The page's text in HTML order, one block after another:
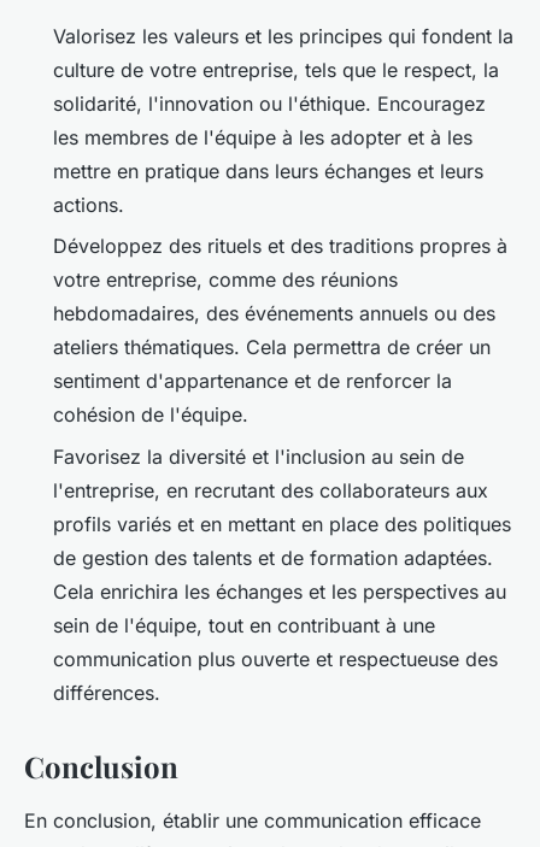
Valorisez les valeurs et les principes qui fondent la
culture de votre entreprise, tels que le respect, la
solidarité, l'innovation ou l'éthique. Encouragez
les membres de l'équipe à les adopter et à les
mettre en pratique dans leurs échanges et leurs
actions.
Développez des rituels et des traditions propres à
votre entreprise, comme des réunions
hebdomadaires, des événements annuels ou des
ateliers thématiques. Cela permettra de créer un
sentiment d'appartenance et de renforcer la
cohésion de l'équipe.
Favorisez la diversité et l'inclusion au sein de
l'entreprise, en recrutant des collaborateurs aux
profils variés et en mettant en place des politiques
de gestion des talents et de formation adaptées.
Cela enrichira les échanges et les perspectives au
sein de l'équipe, tout en contribuant à une
communication plus ouverte et respectueuse des
différences.
Conclusion
En conclusion, établir une communication efficace